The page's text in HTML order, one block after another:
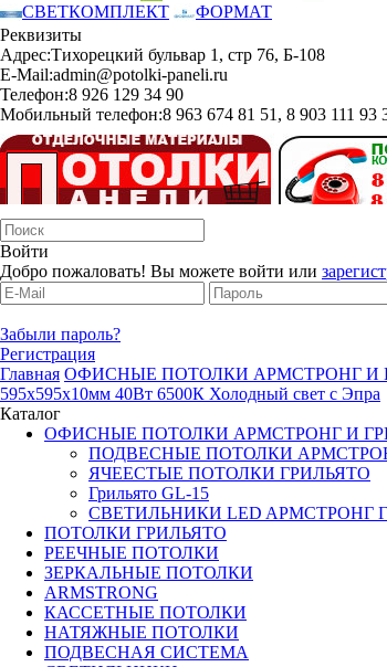
СВЕТКОМПЛЕКТ
ФОРМАТ
Реквизиты
Адрес:Тихорецкий бульвар 1, стр 76, Б-108
E-Mail:admin@potolki-paneli.ru
Телефон:8 926 129 34 90
Мобильный телефон:8 963 674 81 51, 8 903 111 93
Войти
Добро пожаловать! Вы можете войти или
Забыли пароль?
Регистрация
Главная ОФИСНЫЕ ПОТОЛКИ АРМСТРОНГ И
595х595х10мм 40Вт 6500К Холодный свет с Эпра
Каталог
ОФИСНЫЕ ПОТОЛКИ АРМСТРОНГ И
ПОДВЕСНЫЕ ПОТОЛКИ
ЯЧЕЕСТЫЕ ПОТОЛКИ ГРИЛЬЯТО
Грильято GL-15
СВЕТИЛЬНИКИ LED AРМСТРОНГ
ПОТОЛКИ ГРИЛЬЯТО
РЕЕЧНЫЕ ПОТОЛКИ
ЗЕРКАЛЬНЫЕ ПОТОЛКИ
ARMSTRONG
КАССЕТНЫЕ ПОТОЛКИ
НАТЯЖНЫЕ ПОТОЛКИ
ПОДВЕСНАЯ СИСТЕМА